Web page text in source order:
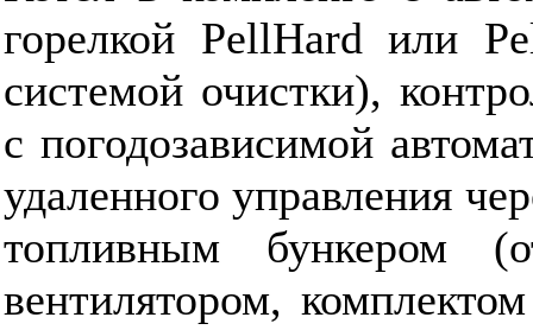
горелкой PellHard или
системой очистки),
с погодозависимой
удаленного управления
топливным
вентилятором,